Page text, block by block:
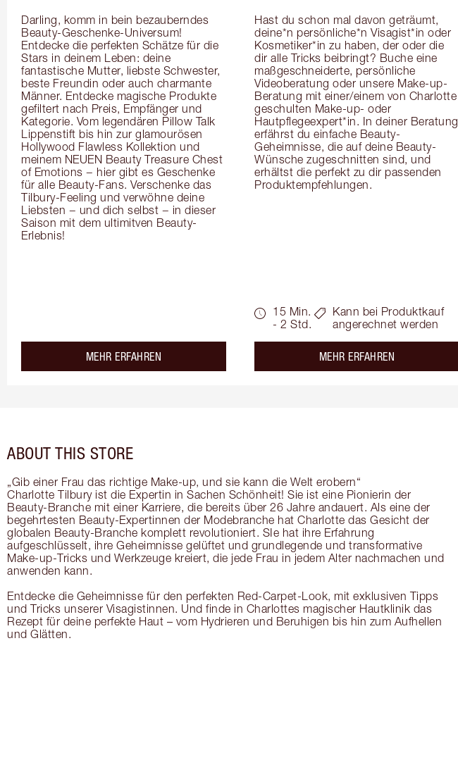
Darling, komm in bein bezauberndes
Beauty-Geschenke-Universum!
Entdecke die perfekten Schätze für die
Stars in deinem Leben: deine
fantastische Mutter, liebste Schwester,
beste Freundin oder auch charmante
Männer. Entdecke magische Produkte
gefiltert nach Preis, Empfänger und
Kategorie. Vom legendären Pillow Talk
Lippenstift bis hin zur glamourösen
Hollywood Flawless Kollektion und
meinem NEUEN Beauty Treasure Chest
of Emotions − hier gibt es Geschenke
für alle Beauty-Fans. Verschenke das
Tilbury-Feeling und verwöhne deine
Liebsten − und dich selbst − in dieser
Saison mit dem ultimitven Beauty-
Erlebnis!
MEHR ERFAHREN
Hast du schon mal davon geträumt,
deine*n persönliche*n Visagist*in oder
Kosmetiker*in zu haben, der oder die
dir alle Tricks beibringt? Buche eine
maßgeschneiderte, persönliche
Videoberatung oder unsere Make-up-
Beratung mit einer/einem von Charlotte
geschulten Make-up- oder
Hautpflegeexpert*in. In deiner Beratung
erfährst du einfache Beauty-
Geheimnisse, die auf deine Beauty-
Wünsche zugeschnitten sind, und
erhältst die perfekt zu dir passenden
Produktempfehlungen.
15 Min.
- 2 Std.
Kann bei Produktkauf
angerechnet werden
MEHR ERFAHREN
ABOUT THIS STORE
„Gib einer Frau das richtige Make-up, und sie kann die Welt erobern“
Charlotte Tilbury ist die Expertin in Sachen Schönheit! Sie ist eine Pionierin der
Beauty-Branche mit einer Karriere, die bereits über 26 Jahre andauert. Als eine der
begehrtesten Beauty-Expertinnen der Modebranche hat Charlotte das Gesicht der
globalen Beauty-Branche komplett revolutioniert. SIe hat ihre Erfahrung
aufgeschlüsselt, ihre Geheimnisse gelüftet und grundlegende und transformative
Make-up-Tricks und Werkzeuge kreiert, die jede Frau in jedem Alter nachmachen und
anwenden kann.
Entdecke die Geheimnisse für den perfekten Red-Carpet-Look, mit exklusiven Tipps
und Tricks unserer Visagistinnen. Und finde in Charlottes magischer Hautklinik das
Rezept für deine perfekte Haut – vom Hydrieren und Beruhigen bis hin zum Aufhellen
und Glätten.